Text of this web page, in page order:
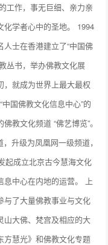
工作，事无巨细、亲力亲
化学者心中的圣地。 1994
士在香港建立了“中国佛
丛书，举办佛教文化展
，就成为世界上最大最权
国佛教文化信息中心”的
教文化频道 “佛艺博览”。
升级为凤凰网一级频道，
起成立北京古今慧海文化
息中心在内地的运营。 上
与了大量佛教事业与文化
山大佛、梵宫及相应的大
方慧光》和佛教文化专题